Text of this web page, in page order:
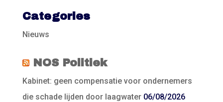
Categories
Nieuws
NOS Politiek
Kabinet: geen compensatie voor ondernemers
die schade lijden door laagwater 06/08/2026